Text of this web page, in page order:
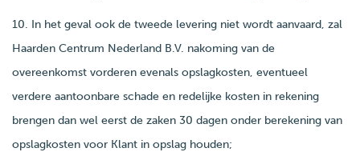
10. In het geval ook de tweede levering niet wordt aanvaard, zal
Haarden Centrum Nederland B.V. nakoming van de
overeenkomst vorderen evenals opslagkosten, eventueel
verdere aantoonbare schade en redelijke kosten in rekening
brengen dan wel eerst de zaken 30 dagen onder berekening van
opslagkosten voor Klant in opslag houden;